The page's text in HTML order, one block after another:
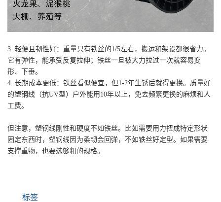
3. 轻便且韧性好：重量只有铁丝的1/5左右，搬运和架设都很省力。
它有弹性，能承受反复拉伸；铁丝一旦被大力拉过一次就容易变
形、下垂。
4. 长期成本更低：铁丝看似便宜，但1-2年生锈后就得更换。质量好
的塑钢线（抗UV型）户外能用10年以上，免去频繁更换的麻烦和人
工费。
但注意，塑钢线刚性和硬度不如铁丝。比如需要用力扭成特定形状
固定东西时，塑钢线因为柔韧会回弹，不如铁丝好定型。如果需要
支撑重物，也要选够粗的规格。
标签